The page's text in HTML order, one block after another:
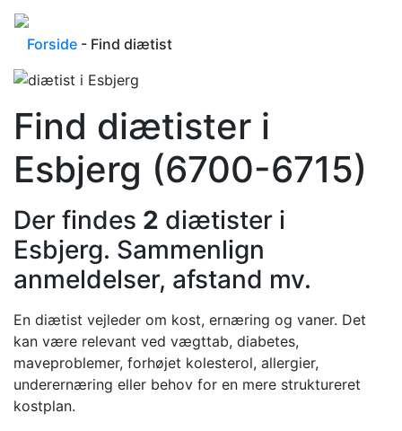
Forside - Find diætist
Find diætister i
Esbjerg (6700-6715)
Der findes 2 diætister i
Esbjerg. Sammenlign
anmeldelser, afstand mv.
En diætist vejleder om kost, ernæring og vaner. Det
kan være relevant ved vægttab, diabetes,
maveproblemer, forhøjet kolesterol, allergier,
underernæring eller behov for en mere struktureret
kostplan.